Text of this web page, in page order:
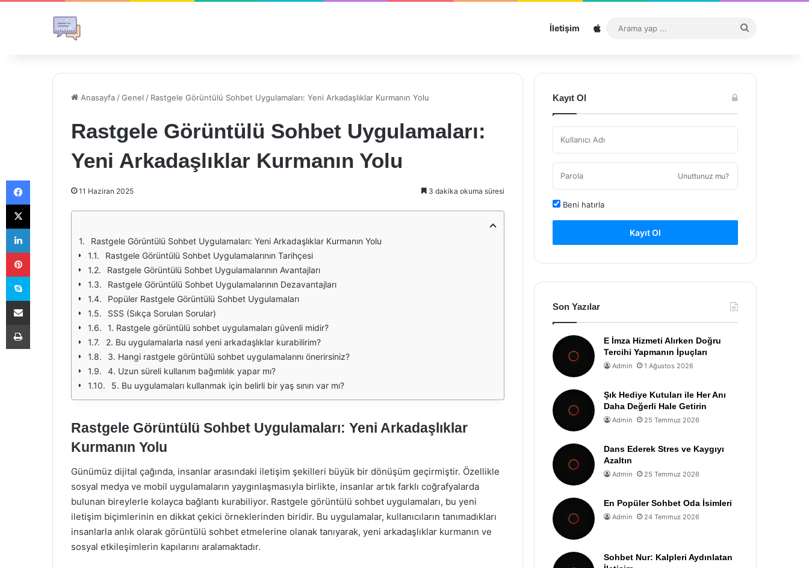
İletişim Sitemap
...
Anasayfa /Genel / Rastgele Görüntülü Sohbet Uygulamaları: Yeni Arkadaşlıklar Kurmanın Yolu
Rastgele Görüntülü Sohbet Uygulamaları:
Yeni Arkadaşlıklar Kurmanın Yolu
11 Haziran 2025 3 dakika okuma süresi
Rastgele Görüntülü Sohbet Uygulamaları: Yeni Arkadaşlıklar Kurmanın Yolu
Rastgele Görüntülü Sohbet Uygulamalarının Tarihçesi
Rastgele Görüntülü Sohbet Uygulamalarının Avantajları
Rastgele Görüntülü Sohbet Uygulamalarının Dezavantajları
Popüler Rastgele Görüntülü Sohbet Uygulamaları
SSS (Sıkça Sorulan Sorular)
1. Rastgele görüntülü sohbet uygulamaları güvenli midir?
2. Bu uygulamalarla nasıl yeni arkadaşlıklar kurabilirim?
3. Hangi rastgele görüntülü sohbet uygulamalarını önerirsiniz?
4. Uzun süreli kullanım bağımlılık yapar mı?
5. Bu uygulamaları kullanmak için belirli bir yaş sınırı var mı?
Rastgele Görüntülü Sohbet Uygulamaları: Yeni Arkadaşlıklar
Kurmanın Yolu
Günümüz dijital çağında, insanlar arasındaki iletişim şekilleri büyük bir dönüşüm geçirmiştir. Özellikle
sosyal medya ve mobil uygulamaların yaygınlaşmasıyla birlikte, insanlar artık farklı coğrafyalarda
bulunan bireylerle kolayca bağlantı kurabiliyor. Rastgele görüntülü sohbet uygulamaları, bu yeni
iletişim biçimlerinin en dikkat çekici örneklerinden biridir. Bu uygulamalar, kullanıcıların tanımadıkları
insanlarla anlık olarak görüntülü sohbet etmelerine olanak tanıyarak, yeni arkadaşlıklar kurmanın ve
sosyal etkileşimlerin kapılarını aralamaktadır.
Kayıt Ol
Unuttunuz mu?
Beni hatırla
Kayıt Ol
Son Yazılar
E İmza Hizmeti Alırken Doğru
Tercihi Yapmanın İpuçları
Admin 1 Ağustos 2026
Şık Hediye Kutuları ile Her Anı
Daha Değerli Hale Getirin
Admin 25 Temmuz 2026
Dans Ederek Stres ve Kaygıyı
Azaltın
Admin 25 Temmuz 2026
En Popüler Sohbet Oda İsimleri
Admin 24 Temmuz 2026
Sohbet Nur: Kalpleri Aydınlatan
Facebook
X
LinkedIn
Pinterest
Skype
E-Posta ile paylaş